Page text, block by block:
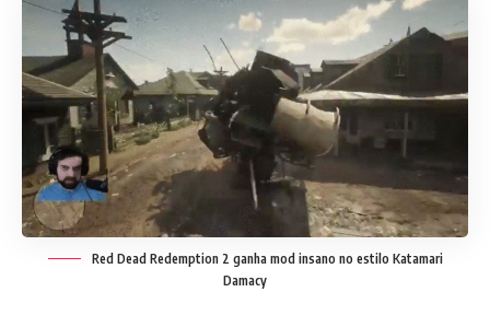
Red Dead Redemption 2 ganha mod insano no estilo Katamari
Damacy